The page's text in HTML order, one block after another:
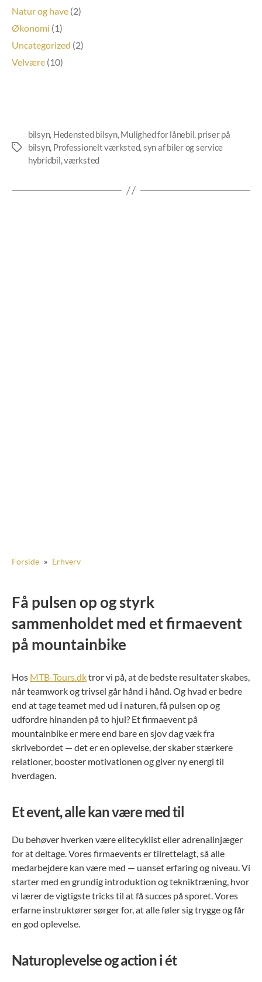
Natur og have (2)
Økonomi (1)
Uncategorized (2)
Velvære (10)
Tags
bilsyn, Hedensted bilsyn,Mulighed for lånebil, priser på
bilsyn, Professionelt værksted,syn af biler og service
hybridbil,værksted
Forside » Erhverv
Få pulsen op og styrk
sammenholdet med et firmaevent
på mountainbike
Hos MTB-Tours.dktror vi på, at de bedste resultater skabes,
når teamwork og trivsel går hånd i hånd. Og hvad er bedre
end at tage teamet med ud i naturen, få pulsen op og
udfordre hinanden på to hjul? Et firmaevent på
mountainbike er mere end bare en sjov dag væk fra
skrivebordet — det er en oplevelse, der skaber stærkere
relationer, booster motivationen og giver ny energi til
hverdagen.
Et event, alle kan være med til
Du behøver hverken være elitecyklist eller adrenalinjæger
for at deltage. Vores firmaevents er tilrettelagt, så alle
medarbejdere kan være med — uanset erfaring og niveau. Vi
starter med en grundig introduktion og tekniktræning, hvor
vi lærer de vigtigste tricks til at få succes på sporet. Vores
erfarne instruktører sørger for, at alle føler sig trygge og får
en god oplevelse.
Naturoplevelse og action i ét